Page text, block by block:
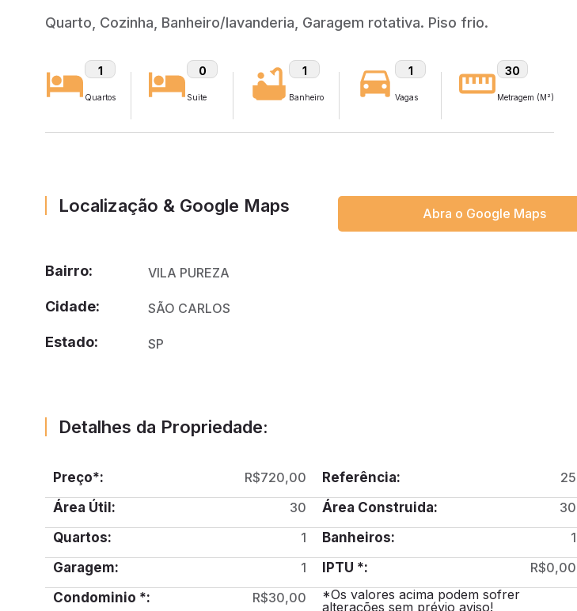
Quarto, Cozinha, Banheiro/lavanderia, Garagem rotativa. Piso frio.
1
Quartos
0
Suite
1
Banheiro
1
Vagas
30
Metragem (M²)
Localização & Google Maps Abra o Google Maps
Bairro: VILA PUREZA
Cidade: SÃO CARLOS
Estado: SP
Detalhes da Propriedade:
Preço*: R$720,00 Referência:
25
Área Útil:
30 Área Construida:
30
Quartos:
1 Banheiros:
1
Garagem:
1 IPTU *:
R$0,00
Condominio *:
R$30,00
*Os valores acima podem sofrer
alterações sem prévio aviso!